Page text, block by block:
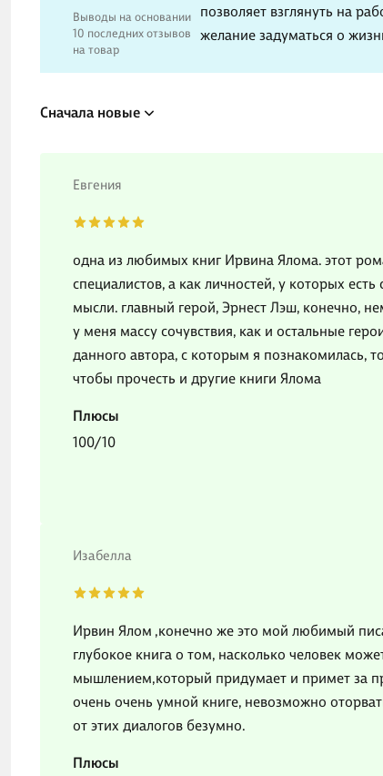
Выводы на основании
10 последних отзывов
на товар
позволяет взглянуть на
желание задуматься о
Сначала новые
Евгения
одна из любимых книг Ирвина Ялома. этот
специалистов, а как личностей, у которых
мысли. главный герой, Эрнест Лэш, конечно,
у меня массу сочувствия, как и остальные
данного автора, с которым я познакомилась,
чтобы прочесть и другие книги Ялома
Плюсы
100/10
Изабелла
Ирвин Ялом ,конечно же это мой любимый
глубокое книга о том, насколько человек
мышлением,который придумает и примет за
очень очень умной книге, невозможно
от этих диалогов безумно.
Плюсы